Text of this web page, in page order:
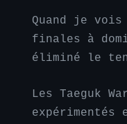
Quand je
finales à
éliminé le
Les Taeguk
expérimentés